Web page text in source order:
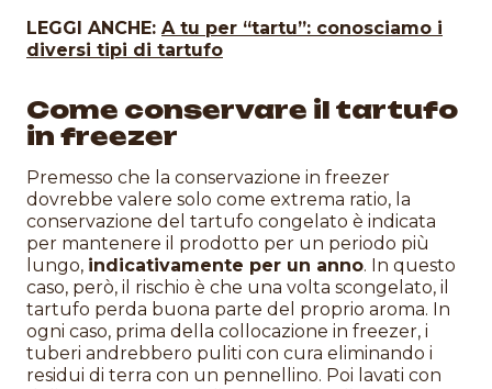
LEGGI ANCHE: A tu per “tartu”: conosciamo i
diversi tipi di tartufo
Come conservare il tartufo
in freezer
Premesso che la conservazione in freezer
dovrebbe valere solo come extrema ratio, la
conservazione del tartufo congelato è indicata
per mantenere il prodotto per un periodo più
lungo, indicativamente per un anno. In questo
caso, però, il rischio è che una volta scongelato, il
tartufo perda buona parte del proprio aroma. In
ogni caso, prima della collocazione in freezer, i
tuberi andrebbero puliti con cura eliminando i
residui di terra con un pennellino. Poi lavati con